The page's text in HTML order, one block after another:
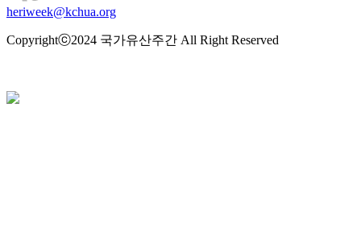
heriweek@kchua.org
Copyrightⓒ2024 국가유산주간 All Right Reserved